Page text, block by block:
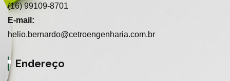
(16) 99109-8701
E-mail:
helio.bernardo@cetroengenharia.com.br
Endereço